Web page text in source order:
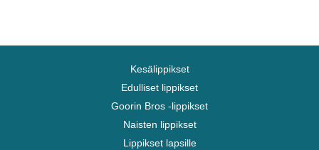
Kesälippikset
Edulliset lippikset
Goorin Bros -lippikset
Naisten lippikset
Lippikset lapsille